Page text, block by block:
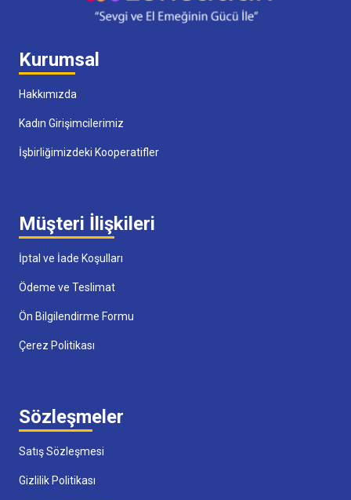
Kurumsal
Hakkımızda
Kadın Girişimcilerimiz
İşbirliğimizdeki Kooperatifler
Müşteri İlişkileri
İptal ve İade Koşulları
Ödeme ve Teslimat
Ön Bilgilendirme Formu
Çerez Politikası
Sözleşmeler
Satış Sözleşmesi
Gizlilik Politikası